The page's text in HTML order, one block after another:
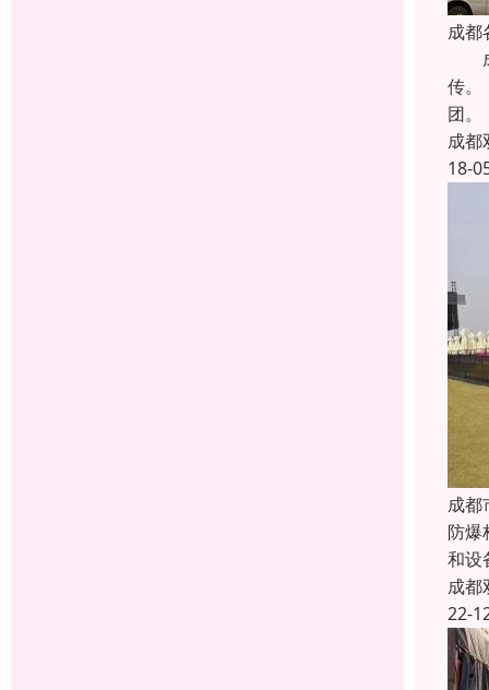
成都
成
传。
团
成都
18-
成都
防爆
和设
成都
22-